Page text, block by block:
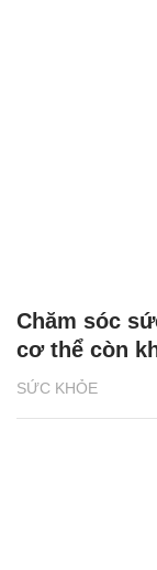
SỨC KHỎE
Chăm sóc
cơ thể còn